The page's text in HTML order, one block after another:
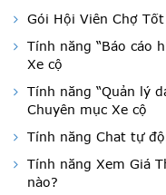
Gói Hội Viên Chợ
Tính năng “Báo cáo
Xe cộ
Tính năng “Quản lý
Chuyên mục Xe cộ
Tính năng Chat tự
Tính năng Xem Giá
nào?